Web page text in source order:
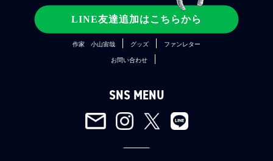
LINE友達追加はこちらから
メディア
作家 小山宙哉 グッズ ファンレター
お問い合わせ
SNS MENU